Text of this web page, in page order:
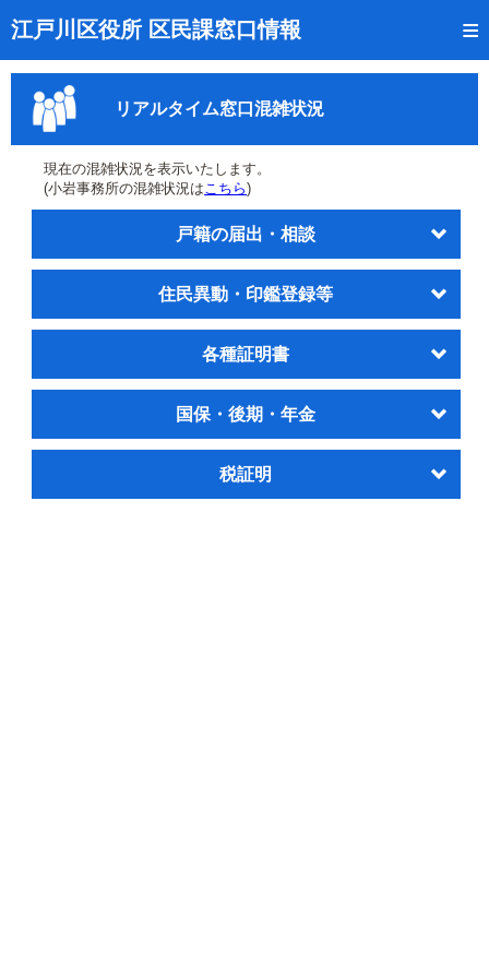
江戸川区役所 区民課窓口情報
トップページ
受付番号の呼出状況確認
証明書の交付状況確認
呼出状況のメール通知登録
事前予約の確認・取消
本サイトのご利用案内
リアルタイム窓口混雑状況
現在の混雑状況を表示いたします。
(小岩事務所の混雑状況はこちら)
戸籍の届出・相談
住民異動・印鑑登録等
各種証明書
国保・後期・年金
税証明